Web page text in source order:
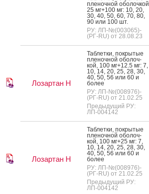
пле­ноч­ной обо­лоч­кой
25 мг+100 мг: 10, 20,
30, 40, 50, 60, 70, 80,
90 или 100 шт.
РУ: ЛП-№(003065)-
(РГ-RU) от 28.08.23
Лозартан Н
Таб­летки, пок­ры­тые
пле­ноч­ной обо­лоч­
кой, 100 мг+12.5 мг: 7,
10, 14, 20, 25, 28, 30,
40, 50, 56 или 60 и
бо­лее
РУ: ЛП-№(008976)-
(РГ-RU) от 21.02.25
Предыдущий РУ:
ЛП-004142
Лозартан Н
Таб­летки, пок­ры­тые
пле­ноч­ной обо­лоч­
кой, 100 мг+25 мг: 7,
10, 14, 20, 25, 28, 30,
40, 50, 56 или 60 и
бо­лее
РУ: ЛП-№(008976)-
(РГ-RU) от 21.02.25
Предыдущий РУ:
ЛП-004142